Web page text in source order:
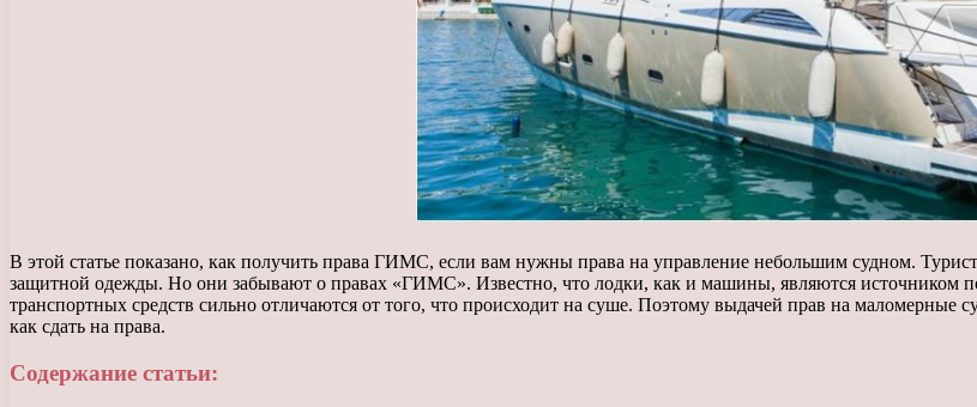
В этой статье показано, как получить права ГИМС, если вам нужны права на управление небольшим судном.
защитной одежды. Но они забывают о правах «ГИМС». Известно, что лодки, как и машины, являются источником
транспортных средств сильно отличаются от того, что происходит на суше. Поэтому выдачей прав на
как сдать на права.
Содержание статьи: